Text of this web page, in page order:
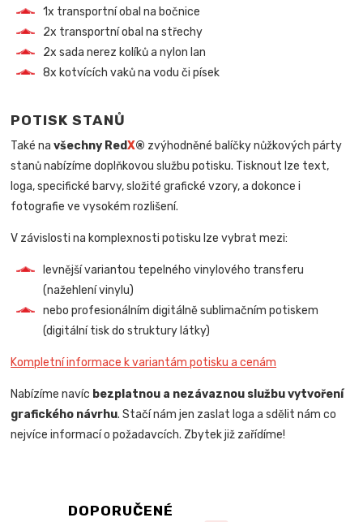
1x transportní obal na bočnice
2x transportní obal na střechy
2x sada nerez kolíků a nylon lan
8x kotvících vaků na vodu či písek
POTISK STANŮ
Také navšechny RedX® zvýhodněné balíčky nůžkových párty
stanů nabízíme doplňkovou službu potisku. Tisknout lze text,
loga, specifické barvy, složité grafické vzory, a dokonce i
fotografie ve vysokém rozlišení.
V závislosti na komplexnosti potisku lze vybrat mezi:
levnější variantou tepelného vinylového transferu
(nažehlení vinylu)
nebo profesionálním digitálně sublimačním potiskem
(digitální tisk do struktury látky)
Kompletní informace k variantám potisku a cenám
Nabízíme navíc bezplatnou a nezávaznou službu vytvoření
grafického návrhu. Stačí nám jen zaslat loga a sdělit nám co
nejvíce informací o požadavcích. Zbytek již zařídíme!
DOPORUČENÉ